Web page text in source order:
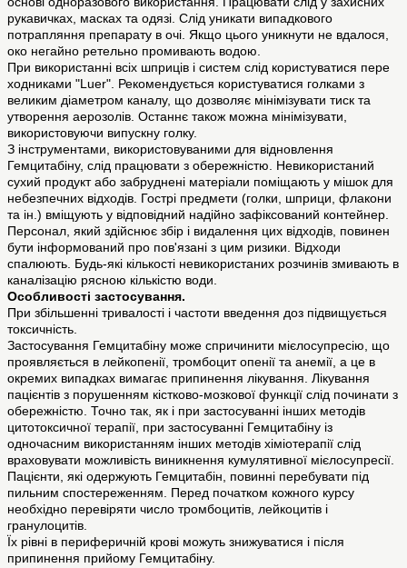
рукавичках, масках та одязі. Слід уникати випадкового
потрапляння препарату в очі. Якщо цього уникнути не вдалося,
око негайно ретельно промивають водою.
При використанні всіх шприців і систем слід користуватися пере
ходниками "Luer". Рекомендується користуватися голками з
великим діаметром каналу, що дозволяє мінімізувати тиск та
утворення аерозолів. Останнє також можна мінімізувати,
використовуючи випускну голку.
З інструментами, використовуваними для відновлення
Гемцитабіну, слід працювати з обережністю. Невикористаний
сухий продукт або забруднені матеріали поміщають у мішок для
небезпечних відходів. Гострі предмети (голки, шприци, флакони
та ін.) вміщують у відповідний надійно зафіксований контейнер.
Персонал, який здійснює збір і видалення цих відходів, повинен
бути інформований про пов'язані з цим ризики. Відходи
спалюють. Будь-які кількості невикористаних розчинів змивають в
каналізацію рясною кількістю води.
Особливості застосування.
При збільшенні тривалоcтi і частоти введення доз підвищується
токсичність.
Застосування Гемцитабіну може спричинити мієлосупресію, що
проявляється в лейкопенії, тромбоцит опенії та анемії, а це в
окремих випадках вимагає припинення лікування. Лікування
пацієнтів з порушенням кістково-мозкової функції слід починати з
обережністю. Точно так, як і при застосуванні інших методів
цитотоксичної терапії, при застосуванні Гемцитабіну із
одночасним використанням інших методів хіміотерапії слід
враховувати можливість виникнення кумулятивної мієлосупресії.
Пацієнти, які одержують Гемцитабін, повинні перебувати під
пильним спостереженням. Перед початком кожного курсу
необхідно перевіряти число тромбоцитів, лейкоцитів і
гранулоцитів.
Їх рівні в периферичній крові можуть знижуватися і після
припинення прийому Гемцитабіну.